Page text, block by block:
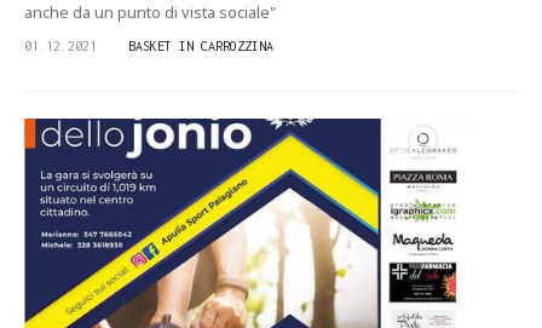
anche da un punto di vista sociale"
01.12.2021 BASKET IN CARROZZINA